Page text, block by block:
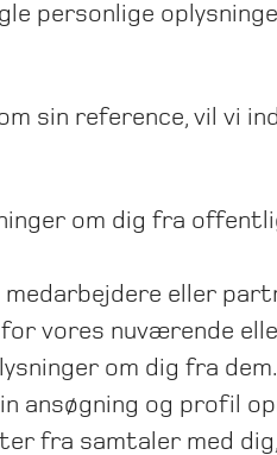
personlige
sin reference, vil vi
om dig fra
eller
vores nuværende
om dig fra dem.
ansøgning og profil
fra samtaler med